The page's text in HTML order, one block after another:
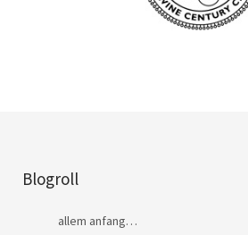
Blogroll
allem anfang…